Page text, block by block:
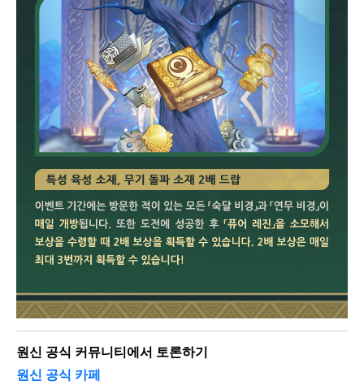
원신 공식 커뮤니티에서 토론하기
원신 공식 카페